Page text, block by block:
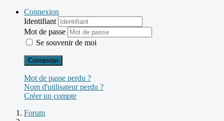
Connexion
Identifiant
Mot de passe
Se souvenir de moi
Connexion
Mot de passe perdu ?
Nom d'utilisateur perdu ?
Créer un compte
Forum